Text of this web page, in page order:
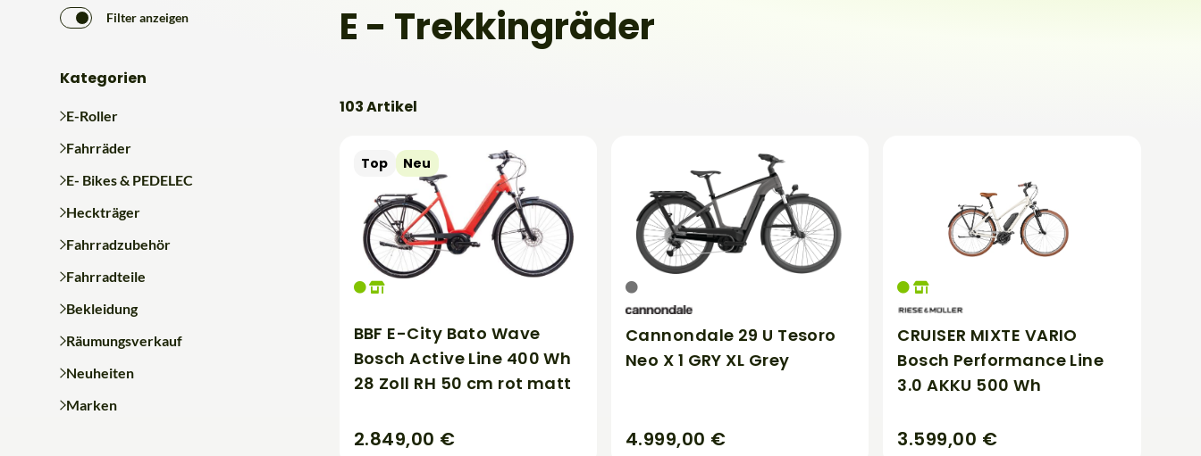
Filter anzeigen E - Trekkingräder
Kategorien
E-Roller
Fahrräder
E- Bikes & PEDELEC
Heckträger
Fahrradzubehör
Fahrradteile
Bekleidung
Räumungsverkauf
Neuheiten
Marken
103 Artikel
Top Neu
BBF E-City Bato Wave
Bosch Active Line 400 Wh
28 Zoll RH 50 cm rot matt
2.849,00 €
Cannondale 29 U Tesoro
Neo X 1 GRY XL Grey
4.999,00 €
CRUISER MIXTE VARIO
Bosch Performance Line
3.0 AKKU 500 Wh
3.599,00 €